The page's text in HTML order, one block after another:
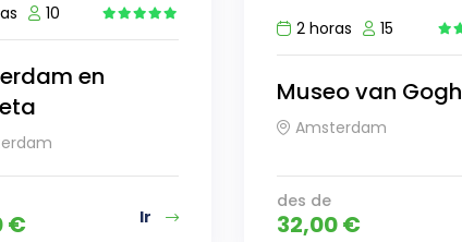
10
5
en
€ Ir
2 horas
15
Museo van Gogh
Amsterdam
des de
32,00€